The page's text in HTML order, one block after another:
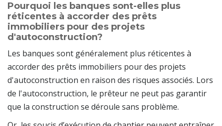
Pourquoi les banques sont-elles plus
réticentes à accorder des prêts
immobiliers pour des projets
d'autoconstruction?
Les banques sont généralement plus réticentes à
accorder des prêts immobiliers pour des projets
d'autoconstruction en raison des risques associés. Lors
de l'autoconstruction, le prêteur ne peut pas garantir
que la construction se déroule sans problème.